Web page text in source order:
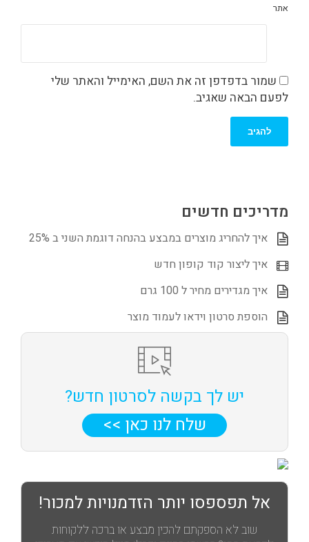
אתר
שמור בדפדפן זה את השם, האימייל והאתר שלי
לפעם הבאה שאגיב.
מדריכים חדשים
איך להחריג מוצרים במבצע בהנחה דוגמת השני ב 25%
איך ליצור קוד קופון חדש
איך מגדירים מחיר ל 100 גרם
הוספת סרטון וידאו לעמוד מוצר
יש לך בקשה לסרטון חדש?
שלח לנו כאן >>
אל תפספסו יותר הזדמנויות למכור!
שוב לא הספקתם להכין מבצע או ברכה ללקוחות